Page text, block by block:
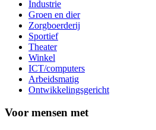
Industrie
Groen en dier
Zorgboerderij
Sportief
Theater
Winkel
ICT/computers
Arbeidsmatig
Ontwikkelingsgericht
Voor mensen met